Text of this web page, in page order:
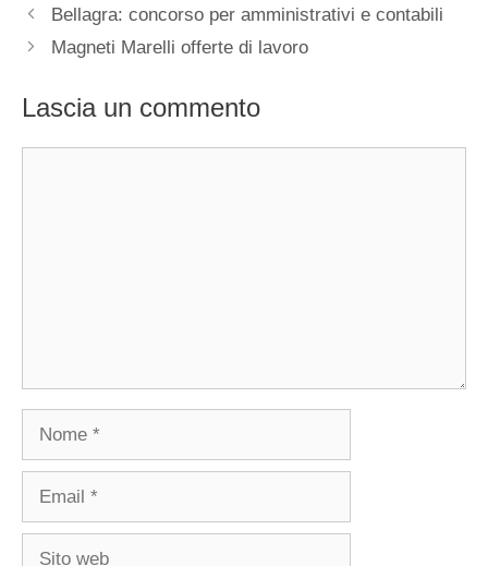
Bellagra: concorso per amministrativi e contabili
Magneti Marelli offerte di lavoro
Lascia un commento
Nome
Email
Sito